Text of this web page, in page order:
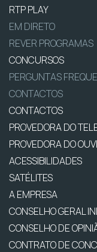
RTP PLAY
EM DIRETO
REVER PROGRAMAS
CONCURSOS
PERGUNTAS
CONTACTOS
CONTACTOS
PROVEDORA DO
PROVEDORA DO
ACESSIBILIDADES
SATÉLITES
A EMPRESA
CONSELHO GERAL
CONSELHO DE
CONTRATO DE